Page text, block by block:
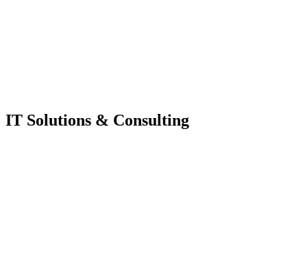
IT Solutions & Consulting